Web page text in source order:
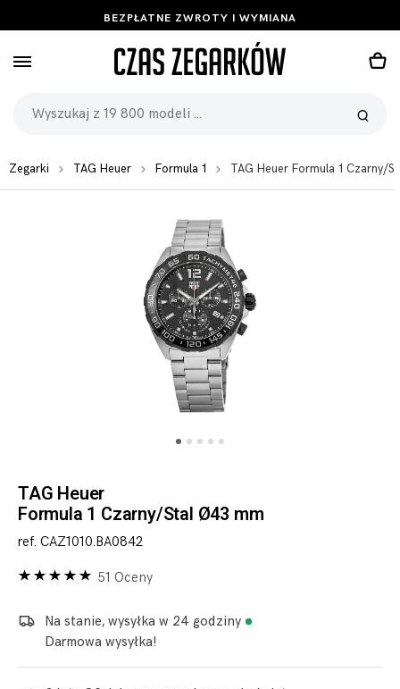
BEZPŁATNE ZWROTY I WYMIANA
Zegarki TAG Heuer Formula 1 TAG Heuer Formula 1 Czarny/
TAG Heuer
Formula 1 Czarny/Stal Ø43 mm
ref. CAZ1010.BA0842
51 Oceny
Na stanie, wysyłka w 24 godziny
Darmowa wysyłka!